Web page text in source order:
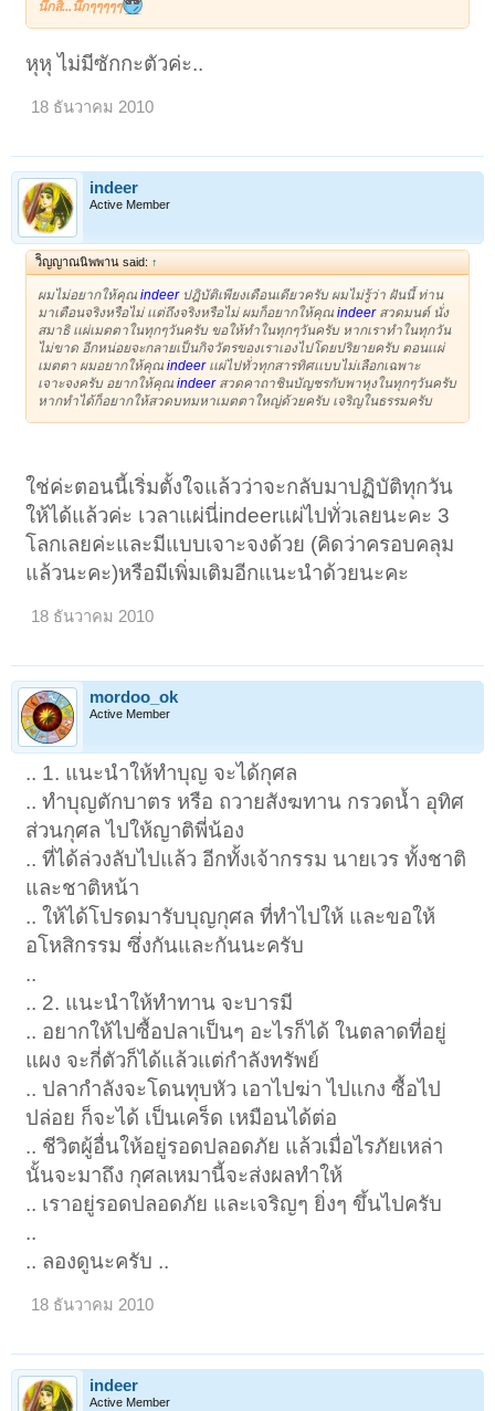
นึกสิ...นึกๆๆๆๆๆ
หุหุ ไม่มีซักกะตัวค่ะ..
18 ธันวาคม 2010
indeer
Active Member
วิิญญาณนิพพาน said: ↑
ผมไม่อยากให้คุณindeerปฎิบัติเพียงเดือนเดียวครับ ผมไม่รู้ว่า ฝันนี้ ท่าน
มาเตือนจริงหรือไม่ เเต่ถึงจริงหรือไม่ ผมก็อยากให้คุณindeerสวดมนต์ นั่ง
สมาธิ เเผ่เมตตาในทุกๆวันครับ ขอให้ทําในทุกๆวันครับ หากเราทําในทุกวัน
ไม่ขาด อีกหน่อยจะกลายเป็นกิจวัตรของเราเองไปโดยปริยายครับ ตอนเเผ่
เมตตา ผมอยากให้คุณindeerเเผ่ไปทั่วทุกสารทิศเเบบไม่เลือกเฉพาะ
เจาะจงครับ อยากให้คุณindeerสวดคาถาชินบัญชรกับพาหุงในทุกๆวันครับ
หากทําได้ก็อยากให้สวดบทมหาเมตตาใหญ่ด้วยครับ เจริญในธรรมครับ
ใช่ค่ะตอนนี้เริ่มตั้งใจแล้วว่าจะกลับมาปฏิบัติทุกวัน
ให้ได้แล้วค่ะ เวลาแผ่นี่indeerแผ่ไปทั่วเลยนะคะ 3
โลกเลยค่ะและมีแบบเจาะจงด้วย (คิดว่าครอบคลุม
แล้วนะคะ)หรือมีเพิ่มเติมอีกแนะนำด้วยนะคะ
18 ธันวาคม 2010
mordoo_ok
Active Member
.. 1. แนะนำให้ทำบุญ จะได้กุศล
.. ทำบุญตักบาตร หรือ ถวายสังฆทาน กรวดน้ำ อุทิศ
ส่วนกุศล ไปให้ญาติพี่น้อง
.. ที่ได้ล่วงลับไปแล้ว อีกทั้งเจ้ากรรม นายเวร ทั้งชาติ
และชาติหน้า
.. ให้ได้โปรดมารับบุญกุศล ที่ทำไปให้ และขอให้
อโหสิกรรม ซึ่งกันและกันนะครับ
..
.. 2. แนะนำให้ทำทาน จะบารมี
.. อยากให้ไปซื้อปลาเป็นๆ อะไรก็ได้ ในตลาดที่อยู่
แผง จะกี่ตัวก็ได้แล้วแต่กำลังทรัพย์
.. ปลากำลังจะโดนทุบหัว เอาไปฆ่า ไปแกง ซื้อไป
ปล่อย ก็จะได้ เป็นเคร็ด เหมือนได้ต่อ
.. ชีวิตผู้อื่นให้อยู่รอดปลอดภัย แล้วเมื่อไรภัยเหล่า
นั้นจะมาถึง กุศลเหมานี้จะส่งผลทำให้
.. เราอยู่รอดปลอดภัย และเจริญๆ ยิ่งๆ ขึ้นไปครับ
..
.. ลองดูนะครับ ..
18 ธันวาคม 2010
indeer
Active Member